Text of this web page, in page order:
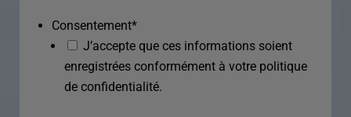
Consentement*
J’accepte que ces informations soient
enregistrées conformément à votre politique
de confidentialité.